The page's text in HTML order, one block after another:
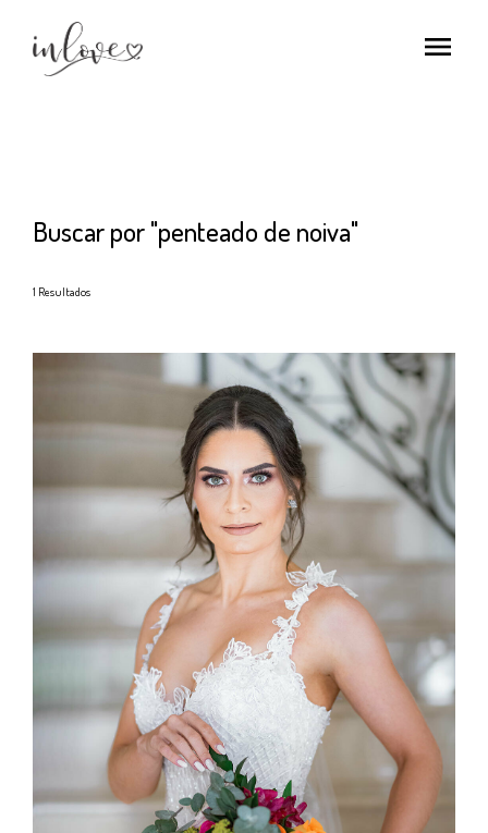
menu
Buscar por"penteado de noiva"
1 Resultados